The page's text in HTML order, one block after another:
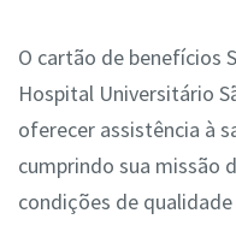
O cartão de benefícios
Hospital Universitário
oferecer assistência à
cumprindo sua missão
condições de